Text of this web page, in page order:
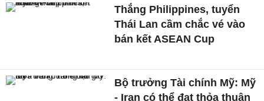
Thắng Philippines, tuyển
Thái Lan cầm chắc vé vào
bán kết ASEAN Cup
Bộ trưởng Tài chính Mỹ: Mỹ
- Iran có thể đạt thỏa thuận